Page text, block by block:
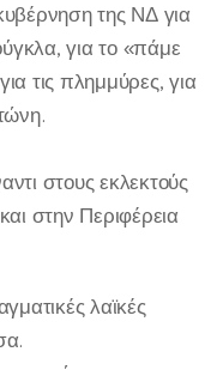
της ΝΔ για
για το «πάμε
τις πλημμύρες, για
στους εκλεκτούς
στην Περιφέρεια
λαϊκές